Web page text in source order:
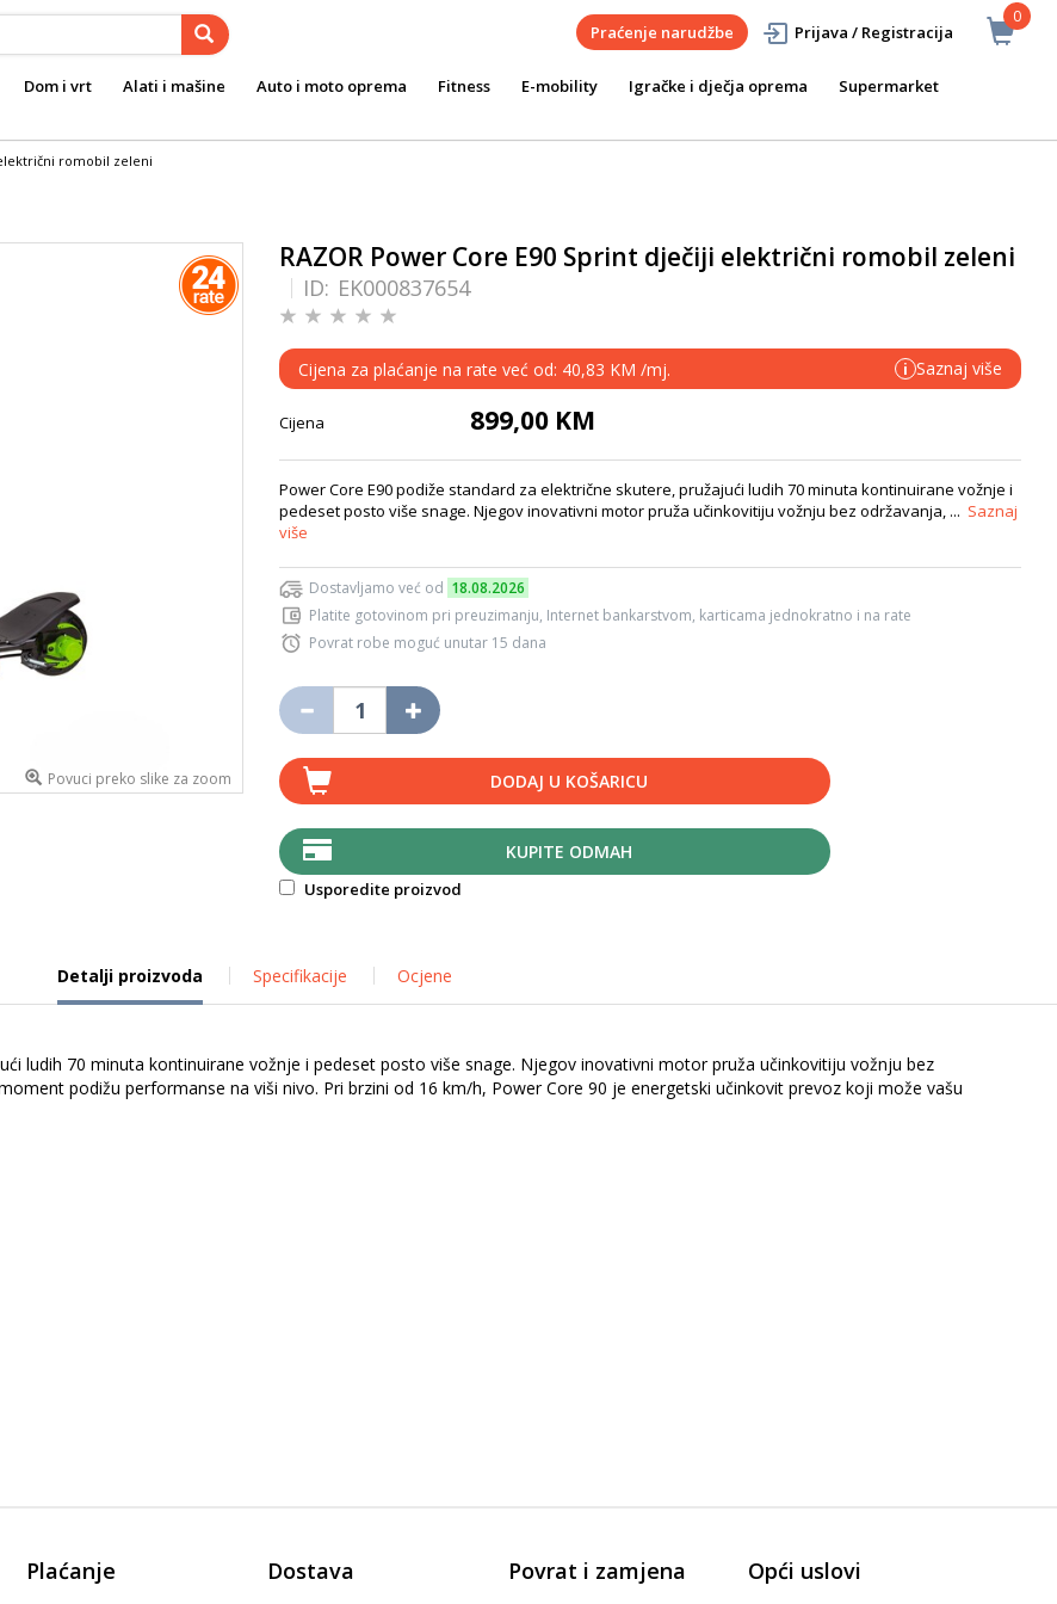
0
Praćenje narudžbe Prijava / Registracija
Dom i vrt Alati i mašine Auto i moto oprema Fitness E-mobility Igračke i dječja oprema
Supermarket
romobil zeleni
Povuci preko slike za zoom
RAZOR Power Core E90 Sprint dječiji električni romobil zeleni
ID: EK000837654
Cijena za plaćanje na rate već od: 40,83 KM /mj. i Saznaj više
Cijena 899,00 KM
Power Core E90 podiže standard za električne skutere, pružajući ludih 70 minuta kontinuirane vožnje i
pedeset posto više snage. Njegov inovativni motor pruža učinkovitiju vožnju bez održavanja, ... Saznaj
više
Dostavljamo već od 18.08.2026
Platite gotovinom pri preuzimanju, Internet bankarstvom, karticama jednokratno i na rate
Povrat robe moguć unutar 15 dana
DODAJ U KOŠARICU
KUPITE ODMAH
Usporedite proizvod
Detalji proizvoda Specifikacije Ocjene
ludih 70 minuta kontinuirane vožnje i pedeset posto više snage. Njegov inovativni motor pruža učinkovitiju vožnju bez
podižu performanse na viši nivo. Pri brzini od 16 km/h, Power Core 90 je energetski učinkovit prevoz koji može vašu
Plaćanje Dostava Povrat i zamjena Opći uslovi